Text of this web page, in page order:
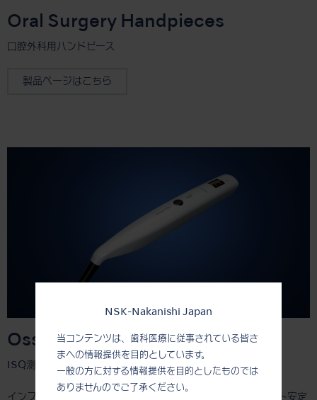
NSK-Nakanishi Japan
当コンテンツは、歯科医療に従事されている皆さ
まへの情報提供を目的としています。
一般の方に対する情報提供を目的としたものでは
ありませんのでご了承ください。
Oral Surgery Handpieces
口腔外科用ハンドピース
製品ページはこちら
Osseo 100+
ISQ測定器
インプラントの安定性を非接触で測定し、ISQ値(インプラント安定